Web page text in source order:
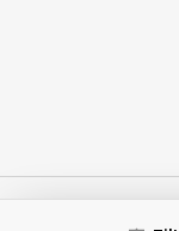
Copyright ©